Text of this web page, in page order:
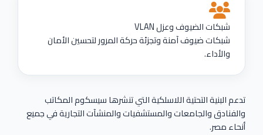
شبكات الضيوف وعزل VLAN
شبكات ضيوف آمنة وتجزئة حركة المرور لتحسين الأمان
والأداء.
تدعم البنية التحتية اللاسلكية التي تنشرها سيسكوم المكاتب
والفنادق والجامعات والمستشفيات والمنشآت التجارية في جميع
أنحاء مصر.